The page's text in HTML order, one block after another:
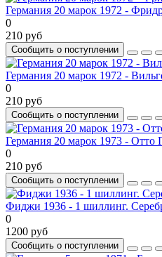
Германия 20 марок 1972 -
0
210 руб
Сообщить о поступлении
Германия 20 марок 1972 -
0
210 руб
Сообщить о поступлении
Германия 20 марок 1973 - Отто
0
210 руб
Сообщить о поступлении
Фиджи 1936 - 1 шиллинг.
0
1200 руб
Сообщить о поступлении